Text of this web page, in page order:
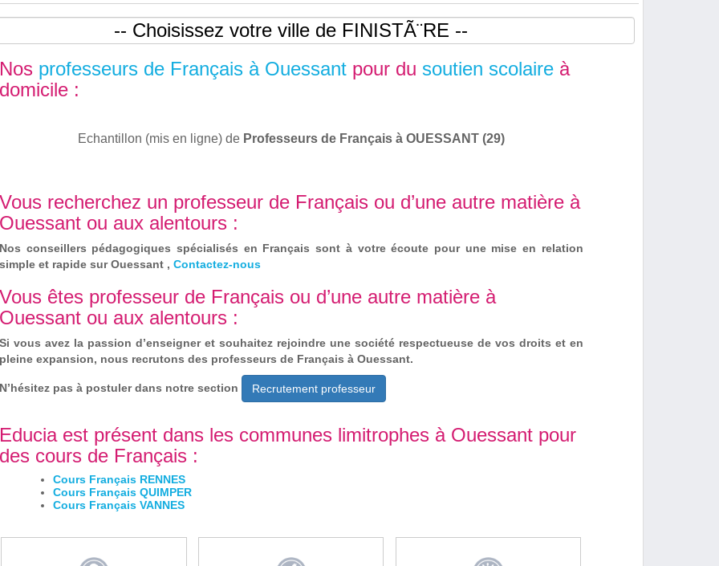
Nos professeurs de Français à Ouessant pour du soutien scolaire à
domicile :
Echantillon (mis en ligne) de Professeurs de Français à OUESSANT (29)
Vous recherchez un professeur de Français ou d’une autre matière à
Ouessant ou aux alentours :
Nos conseillers pédagogiques spécialisés en Français sont à votre écoute pour une mise en relation
simple et rapide sur Ouessant ,Contactez-nous
Vous êtes professeur de Français ou d’une autre matière à
Ouessant ou aux alentours :
Si vous avez la passion d’enseigner et souhaitez rejoindre une société respectueuse de vos droits et en
pleine expansion, nous recrutons des professeurs de Français à Ouessant.
N’hésitez pas à postuler dans notre section Recrutement professeur
Educia est présent dans les communes limitrophes à Ouessant pour
des cours de Français :
Cours Français RENNES
Cours Français QUIMPER
Cours Français VANNES